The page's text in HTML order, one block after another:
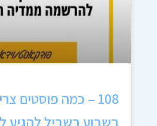
108 – כמה פוסטים
בשבוע בשביל להגיע